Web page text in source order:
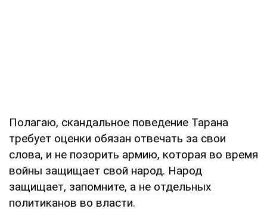
Полагаю, скандальное поведение Тарана
требует оценки обязан отвечать за свои
слова, и не позорить армию, которая во время
войны защищает свой народ. Народ
защищает, запомните, а не отдельных
политиканов во власти.